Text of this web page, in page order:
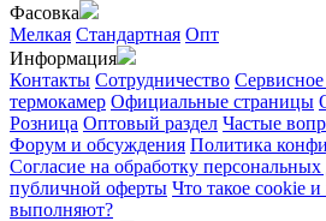
Фасовка
Мелкая Стандартная Опт
Информация
Контакты Сотрудничество
термокамер Официальные страницы
Розница Оптовый раздел Частые
Форум и обсуждения Политика
Согласие на обработку
публичной оферты Что такое cookie
выполняют?